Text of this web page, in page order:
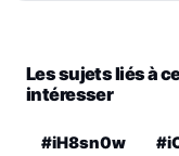
Les sujets liés à
intéresser
#iH8sn0w